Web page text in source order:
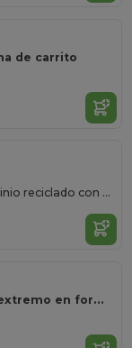
de carrito
HORNET Llavero de aluminio reciclado con moneda para el carro de la compra
Llavero de bambú con extremo en forma de moneda